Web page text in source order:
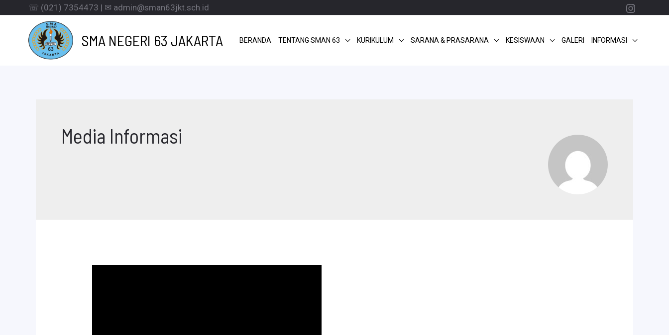
☏ (021) 7354473 | ✉ admin@sman63jkt.sch.id
SMA NEGERI 63 JAKARTA BERANDA TENTANG SMAN 63 KURIKULUM SARANA & PRASARANA KESISWAAN GALERI INFORMASI
Media Informasi